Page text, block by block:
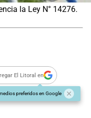
la Ley N° 14276.
El Litoral en
preferidos en Google